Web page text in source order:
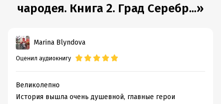
чародея. Книга 2. Град Серебр...»
Marina Blyndova
Оценил аудиокнигу
Великолепно
История вышла очень душевной, главные герои